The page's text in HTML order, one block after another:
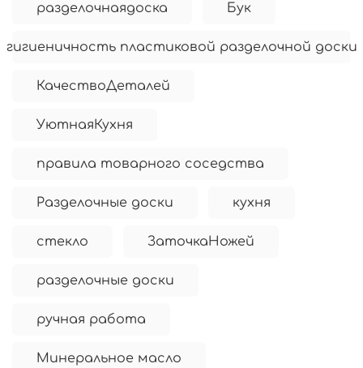
разделочнаядоска Бук
гигиеничность пластиковой разделочной доски
КачествоДеталей
УютнаяКухня
правила товарного соседства
Разделочные доски кухня
стекло ЗаточкаНожей
разделочные доски
ручная работа
Минеральное масло